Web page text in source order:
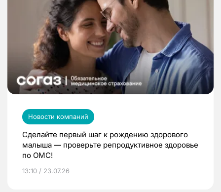
Новости компаний
Сделайте первый шаг к рождению здорового
малыша — проверьте репродуктивное здоровье
по ОМС!
13:10 / 23.07.26